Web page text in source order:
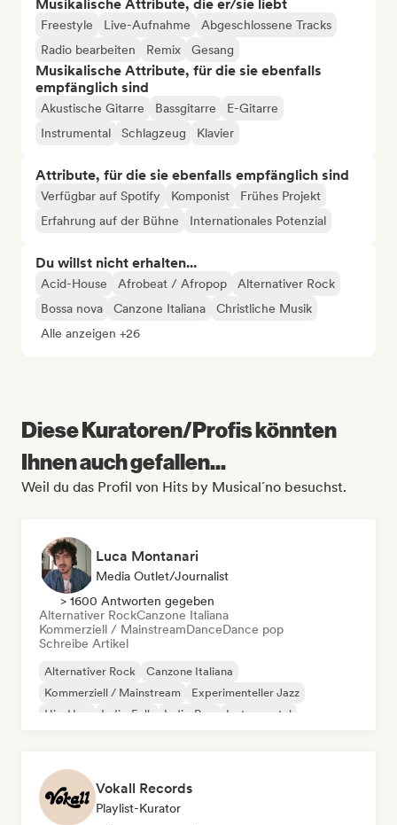
Musikalische Attribute, die er/sie liebt
Freestyle Live-Aufnahme
Abgeschlossene Tracks
Radio bearbeiten
Remix Gesang
Musikalische Attribute, für die sie ebenfalls
empfänglich sind
Akustische Gitarre Bassgitarre
E-Gitarre
Instrumental
Schlagzeug Klavier
Attribute, für die sie ebenfalls empfänglich sind
Verfügbar auf Spotify Komponist
Frühes Projekt
Erfahrung auf der Bühne
Internationales Potenzial
Du willst nicht erhalten...
Acid-House Afrobeat / Afropop
Alternativer Rock
Bossa nova
Canzone Italiana
Christliche Musik
Alle anzeigen +26
Diese Kuratoren/Profis könnten
Ihnen auch gefallen...
Weil du das Profil von Hits by Musical´no besuchst.
Luca Montanari
Media Outlet/Journalist
> 1600 Antworten gegeben
Alternativer RockCanzone Italiana
Kommerziell / MainstreamDanceDance pop
Schreibe Artikel
Alternativer Rock
Canzone Italiana
Kommerziell / Mainstream
Experimenteller Jazz
Hip-Hop
Indie-Folk Indie-Pop Instrumental
Vokall Records
Playlist-Kurator